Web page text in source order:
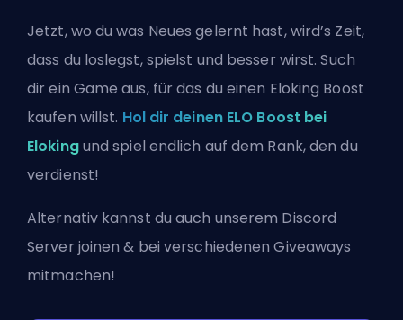
Jetzt, wo du was Neues gelernt hast, wird’s Zeit,
dass du loslegst, spielst und besser wirst. Such
dir ein Game aus, für das du einen Eloking Boost
kaufen willst. Hol dir deinen ELO Boost bei
Elokingund spiel endlich auf dem Rank, den du
verdienst!
Alternativ kannst du auch unserem Discord
Server joinen & bei verschiedenen Giveaways
mitmachen!